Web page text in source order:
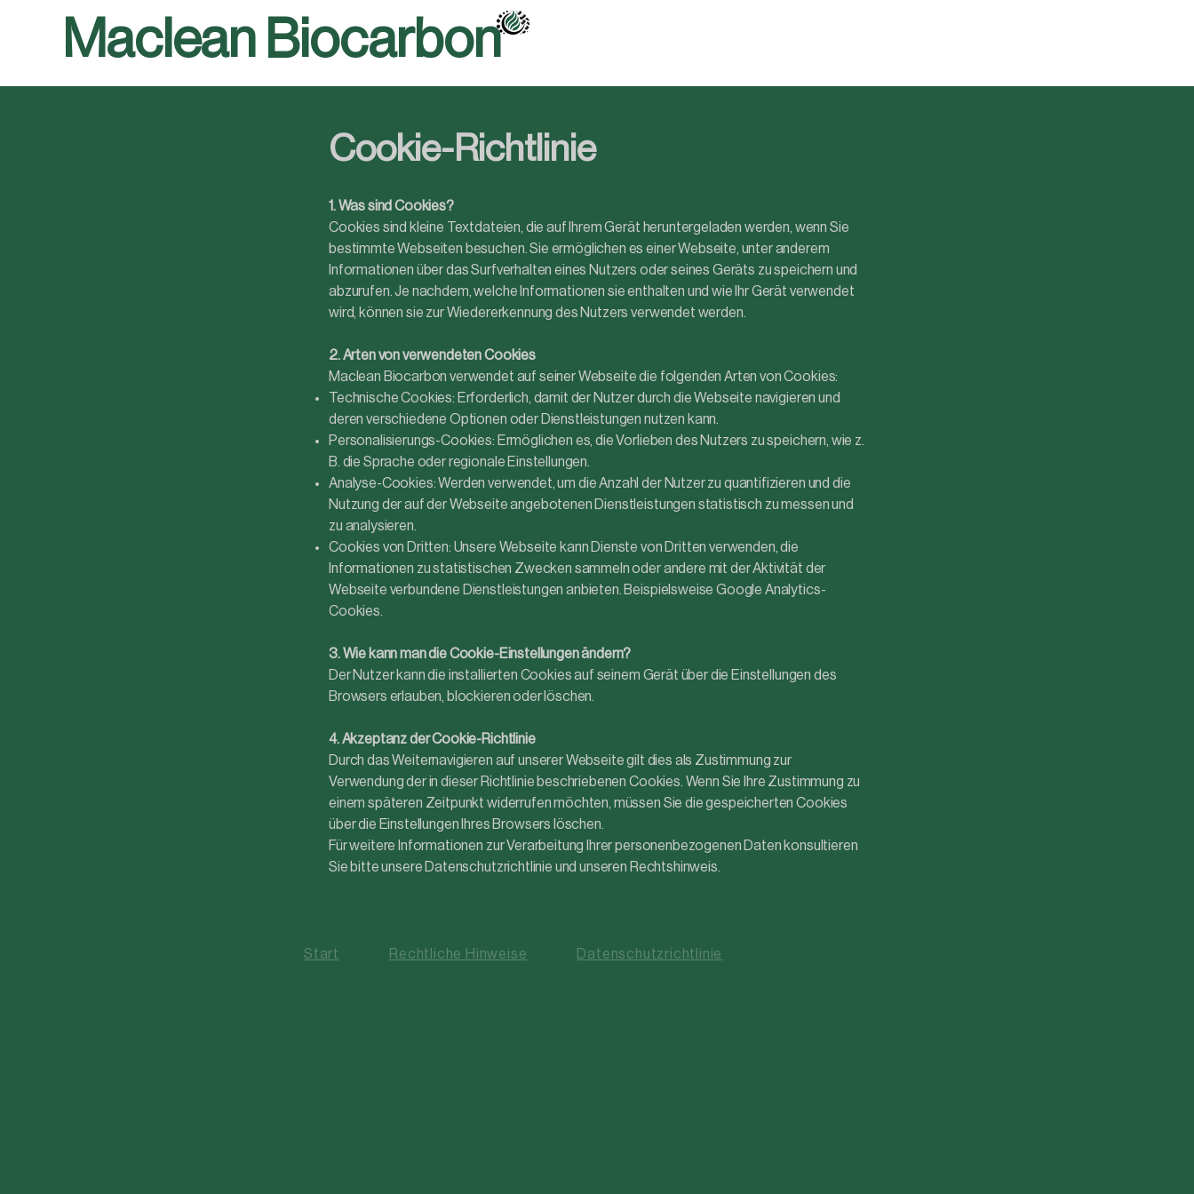
Maclean Biocarbon
Cookie-Richtlinie
1. Was sind Cookies?
Cookies sind kleine Textdateien, die auf Ihrem Gerät heruntergeladen werden, wenn Sie
bestimmte Webseiten besuchen. Sie ermöglichen es einer Webseite, unter anderem
Informationen über das Surfverhalten eines Nutzers oder seines Geräts zu speichern und
abzurufen. Je nachdem, welche Informationen sie enthalten und wie Ihr Gerät verwendet
wird, können sie zur Wiedererkennung des Nutzers verwendet werden.
2. Arten von verwendeten Cookies
Maclean Biocarbon verwendet auf seiner Webseite die folgenden Arten von Cookies:
Technische Cookies: Erforderlich, damit der Nutzer durch die Webseite navigieren und
deren verschiedene Optionen oder Dienstleistungen nutzen kann.
Personalisierungs-Cookies: Ermöglichen es, die Vorlieben des Nutzers zu speichern, wie z.
B. die Sprache oder regionale Einstellungen.
Analyse-Cookies: Werden verwendet, um die Anzahl der Nutzer zu quantifizieren und die
Nutzung der auf der Webseite angebotenen Dienstleistungen statistisch zu messen und
zu analysieren.
Cookies von Dritten: Unsere Webseite kann Dienste von Dritten verwenden, die
Informationen zu statistischen Zwecken sammeln oder andere mit der Aktivität der
Webseite verbundene Dienstleistungen anbieten. Beispielsweise Google Analytics-
Cookies.
3. Wie kann man die Cookie-Einstellungen ändern?
Der Nutzer kann die installierten Cookies auf seinem Gerät über die Einstellungen des
Browsers erlauben, blockieren oder löschen.
4. Akzeptanz der Cookie-Richtlinie
Durch das Weiternavigieren auf unserer Webseite gilt dies als Zustimmung zur
Verwendung der in dieser Richtlinie beschriebenen Cookies. Wenn Sie Ihre Zustimmung zu
einem späteren Zeitpunkt widerrufen möchten, müssen Sie die gespeicherten Cookies
über die Einstellungen Ihres Browsers löschen.
Für weitere Informationen zur Verarbeitung Ihrer personenbezogenen Daten konsultieren
Sie bitte unsere Datenschutzrichtlinie und unseren Rechtshinweis.
Start Rechtliche Hinweise Datenschutzrichtlinie